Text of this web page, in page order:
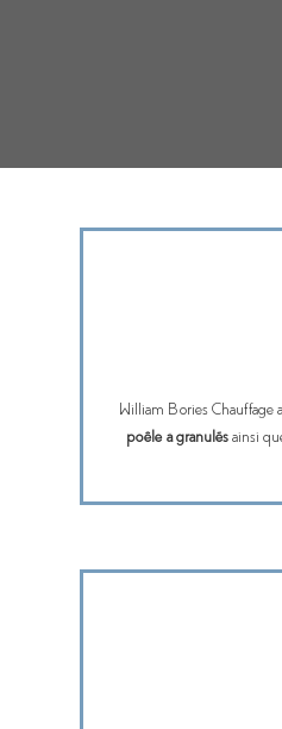
William Bories Chauffage
poêle à granulés ainsi